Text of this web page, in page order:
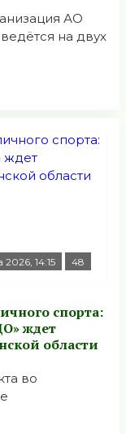
АО
на двух
2026, 14:15 48
спорта:
ждет
области
во